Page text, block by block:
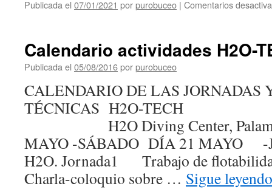
Publicada el 07/01/2021 porpurobuceo | Comentarios
Calendario actividades H2O-
Publicada el 05/08/2016porpurobuceo
CALENDARIO DE LAS JORNADAS
TÉCNICAS
H2O Diving
MAYO -SÁBADO DÍA 21 MAYO -
H2O. Jornada1 Trabajo de
Charla-coloquio sobre … Sigue